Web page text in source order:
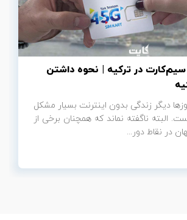
سیم‌کارت در ترکیه | نحوه داشتن
دیگر زندگی بدون اینترنت بسیار مشکل
البته ناگفته نماند که همچنان برخی از
در نقاط دور...